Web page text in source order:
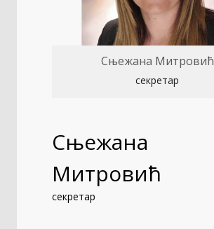
Сњежана Митровић
секретар
Сњежана
Митровић
секретар